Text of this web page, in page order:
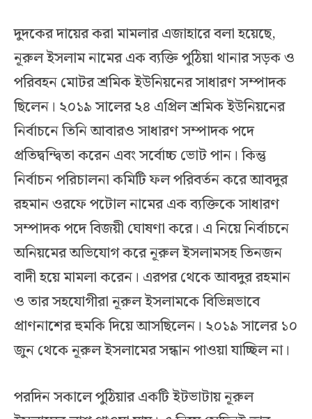
দুদকের দায়ের করা মামলার এজাহারে বলা হয়েছে,
নূরুল ইসলাম নামের এক ব্যক্তি পুঠিয়া থানার সড়ক ও
পরিবহন মোটর শ্রমিক ইউনিয়নের সাধারণ সম্পাদক
ছিলেন। ২০১৯ সালের ২৪ এপ্রিল শ্রমিক ইউনিয়নের
নির্বাচনে তিনি আবারও সাধারণ সম্পাদক পদে
প্রতিদ্বন্দ্বিতা করেন এবং সর্বোচ্চ ভোট পান। কিন্তু
নির্বাচন পরিচালনা কমিটি ফল পরিবর্তন করে আবদুর
রহমান ওরফে পটোল নামের এক ব্যক্তিকে সাধারণ
সম্পাদক পদে বিজয়ী ঘোষণা করে। এ নিয়ে নির্বাচনে
অনিয়মের অভিযোগ করে নূরুল ইসলামসহ তিনজন
বাদী হয়ে মামলা করেন। এরপর থেকে আবদুর রহমান
ও তার সহযোগীরা নূরুল ইসলামকে বিভিন্নভাবে
প্রাণনাশের হুমকি দিয়ে আসছিলেন। ২০১৯ সালের ১০
জুন থেকে নূরুল ইসলামের সন্ধান পাওয়া যাচ্ছিল না।
পরদিন সকালে পুঠিয়ার একটি ইটভাটায় নূরুল